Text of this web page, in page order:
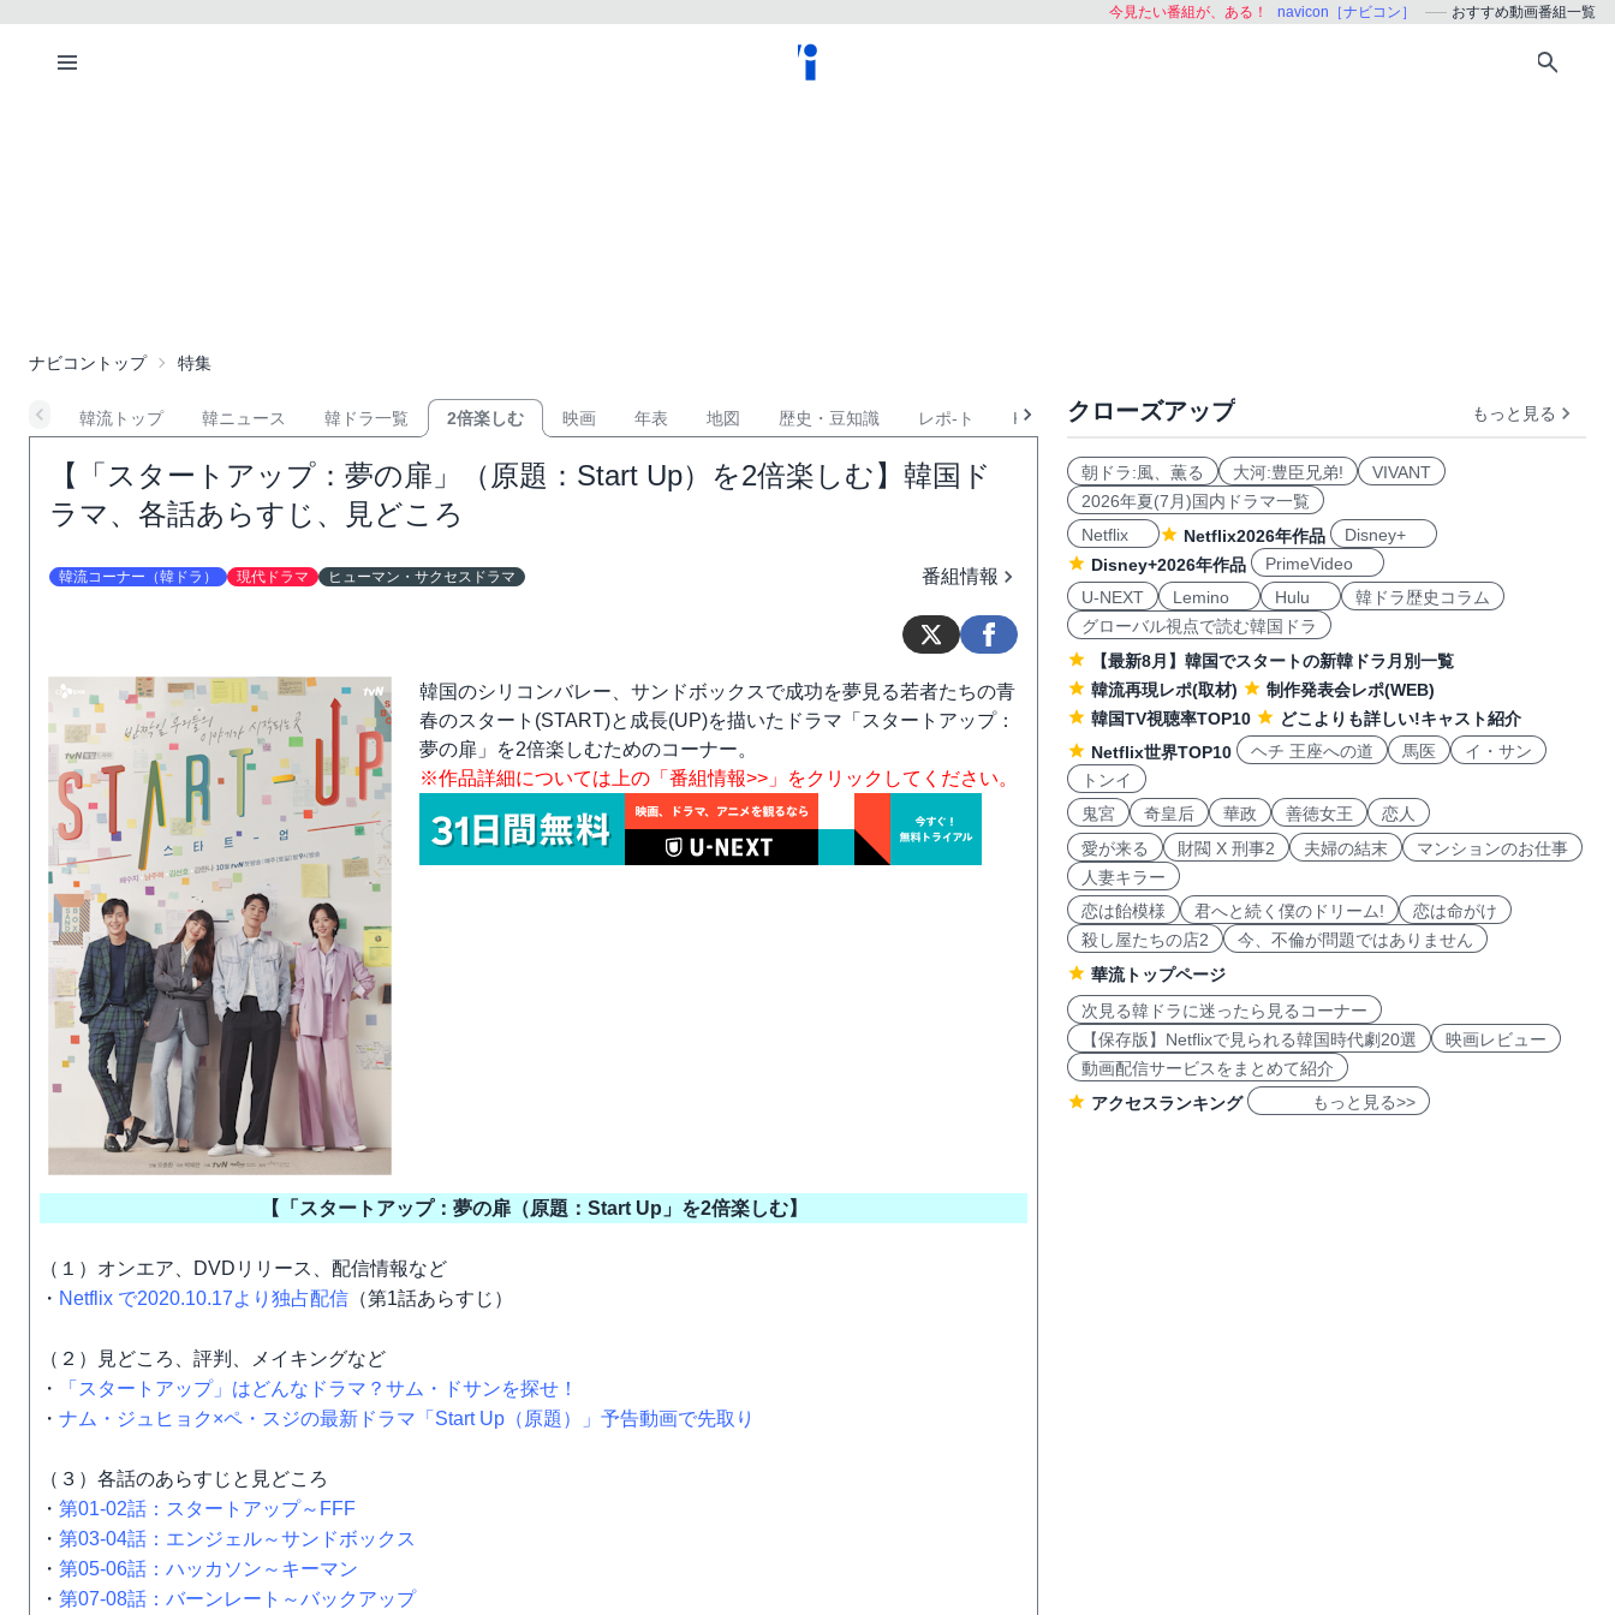
今見たい番組が、ある！ navicon［ナビコン］ おすすめ動画番組一覧
ナビコントップ 特集
韓流トップ 韓ニュース 韓ドラ一覧 2倍楽しむ 映画 年表 地図 歴史・豆知識 レポ-ト KPOP おすすめ
【「スタートアップ：夢の扉」（原題：Start Up）を2倍楽しむ】韓国ド
ラマ、各話あらすじ、見どころ
韓流コーナー（韓ドラ） 現代ドラマ ヒューマン・サクセスドラマ 番組情報
韓国のシリコンバレー、サンドボックスで成功を夢見る若者たちの青
春のスタート(START)と成長(UP)を描いたドラマ「スタートアップ：
夢の扉」を2倍楽しむためのコーナー。
※作品詳細については上の「番組情報>>」をクリックしてください。
【「スタートアップ：夢の扉（原題：Start Up」を2倍楽しむ】
（１）オンエア、DVDリリース、配信情報など
・ Netflix で2020.10.17より独占配信 （第1話あらすじ）
（２）見どころ、評判、メイキングなど
・
「スタートアップ」はどんなドラマ？サム・ドサンを探せ！
・ ナム・ジュヒョク×ペ・スジの最新ドラマ「Start Up（原題）」予告動画で先取り
（３）各話のあらすじと見どころ
・ 第01-02話：スタートアップ～FFF
・ 第03-04話：エンジェル～サンドボックス
・ 第05-06話：ハッカソン～キーマン
・ 第07-08話：バーンレート～バックアップ
クローズアップ もっと見る
朝ドラ:風、薫る 大河:豊臣兄弟!
VIVANT
2026年夏(7月)国内ドラマ一覧
Netflix
Netflix2026年作品
Disney+
Disney+2026年作品
PrimeVideo
U-NEXT
Lemino Hulu
韓ドラ歴史コラム
グローバル視点で読む韓国ドラ
【最新8月】韓国でスタートの新韓ドラ月別一覧
韓流再現レポ(取材)
制作発表会レポ(WEB)
韓国TV視聴率TOP10
どこよりも詳しい!キャスト紹介
Netflix世界TOP10
ヘチ 王座への道 馬医
イ・サン
トンイ
鬼宮
奇皇后 華政 善徳女王
恋人
愛が来る
財閥 X 刑事2 夫婦の結末
マンションのお仕事
人妻キラー
恋は飴模様
君へと続く僕のドリーム!
恋は命がけ
殺し屋たちの店2
今、不倫が問題ではありません
華流トップページ
次見る韓ドラに迷ったら見るコーナー
【保存版】Netflixで見られる韓国時代劇20選
映画レビュー
動画配信サービスをまとめて紹介
アクセスランキング
もっと見る>>